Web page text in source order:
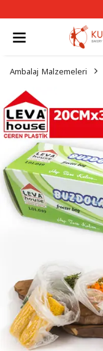
Ambalaj Malzemeleri